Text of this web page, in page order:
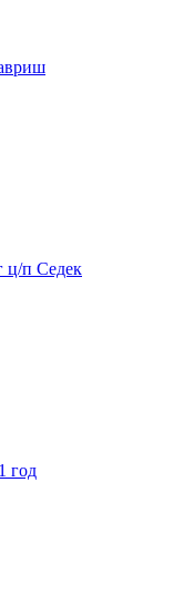
ц/п Седек
год